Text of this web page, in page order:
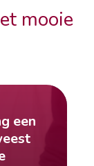
mooie
een